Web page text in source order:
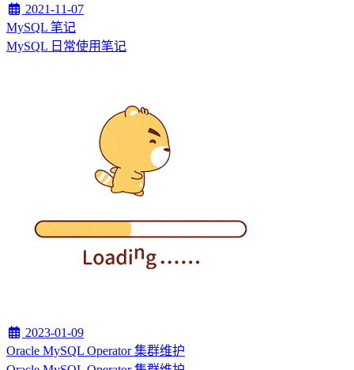
2021-11-07
MySQL 笔记
MySQL 日常使用笔记
2023-01-09
Oracle MySQL Operator 集群维护